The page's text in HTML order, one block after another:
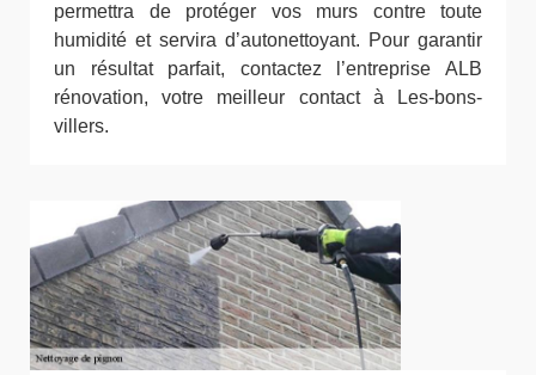
permettra de protéger vos murs contre toute
humidité et servira d’autonettoyant. Pour garantir
un résultat parfait, contactez l’entreprise ALB
rénovation, votre meilleur contact à Les-bons-
villers.